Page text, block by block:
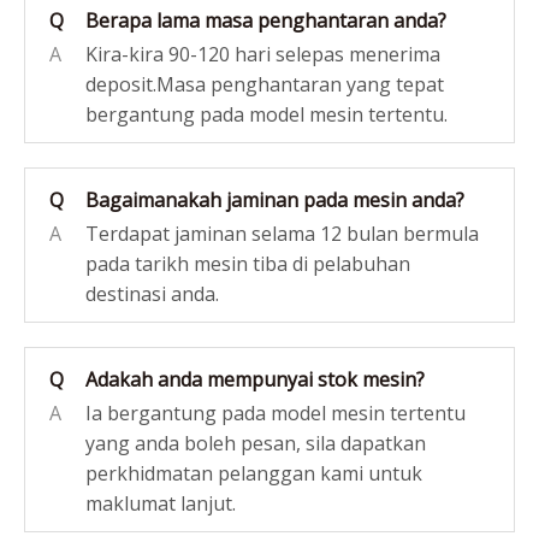
Q
Berapa lama masa penghantaran anda?
A
Kira-kira 90-120 hari selepas menerima
deposit.Masa penghantaran yang tepat
bergantung pada model mesin tertentu.
Q
Bagaimanakah jaminan pada mesin anda?
A
Terdapat jaminan selama 12 bulan bermula
pada tarikh mesin tiba di pelabuhan
destinasi anda.
Q
Adakah anda mempunyai stok mesin?
A
Ia bergantung pada model mesin tertentu
yang anda boleh pesan, sila dapatkan
perkhidmatan pelanggan kami untuk
maklumat lanjut.